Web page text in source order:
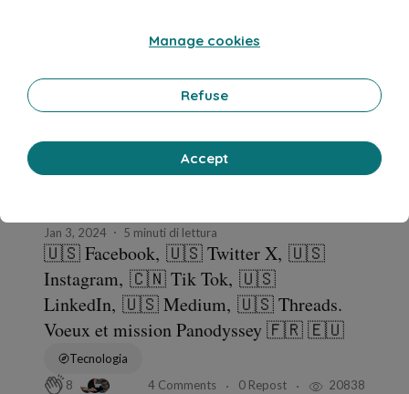
in 🇫🇷 panodyssey : actualités, revue de presse, informations 🇪🇺
Jan 3, 2024 5 minuti di lettura
🇺🇸 Facebook, 🇺🇸 Twitter X, 🇺🇸
Instagram, 🇨🇳 Tik Tok, 🇺🇸
LinkedIn, 🇺🇸 Medium, 🇺🇸 Threads.
Voeux et mission Panodyssey 🇫🇷 🇪🇺
Tecnologia
8
4 Comments 0 Repost 20838
Manage cookies
Refuse
Accept